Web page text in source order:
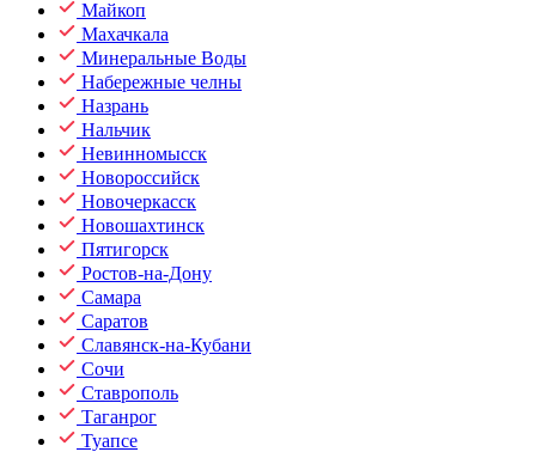
Майкоп
Махачкала
Минеральные Воды
Набережные челны
Назрань
Нальчик
Невинномысск
Новороссийск
Новочеркасск
Новошахтинск
Пятигорск
Ростов-на-Дону
Самара
Саратов
Славянск-на-Кубани
Сочи
Ставрополь
Таганрог
Туапсе